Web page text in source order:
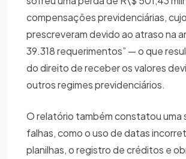
compensações previdenciárias,
prescreveram devido ao atraso na
39.318 requerimentos” — o que
do direito de receber os valores
outros regimes previdenciários.
O relatório também constatou uma
falhas, como o uso de datas
planilhas, o registro de créditos e